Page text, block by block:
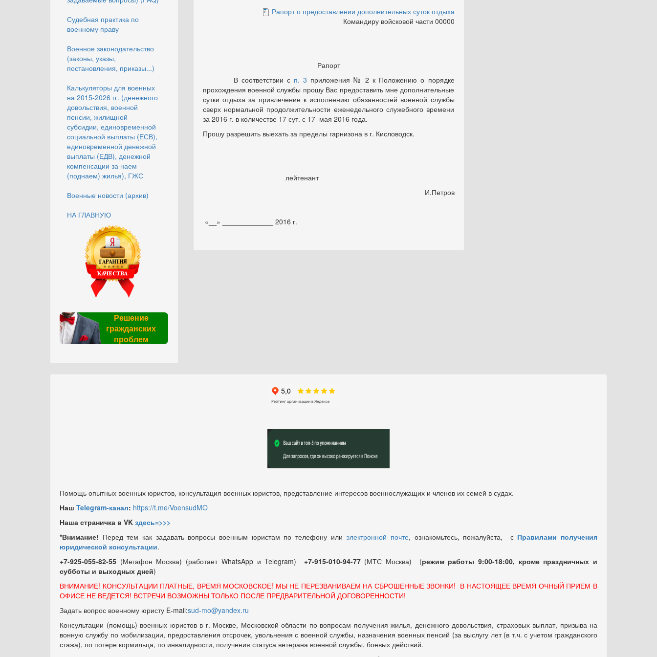
Судебная практика по
военному праву
Военное законодательство
(законы, указы,
постановления, приказы...)
Калькуляторы для военных
на 2015-2026 гг. (денежного
довольствия, военной
пенсии, жилищной
субсидии, единовременной
социальной выплаты (ЕСВ),
единовременной денежной
выплаты (ЕДВ), денежной
компенсации за наем
(поднаем) жилья), ГЖС
Военные новости (архив)
НА ГЛАВНУЮ
Решение
гражданских
проблем
Рапорт о предоставлении дополнительных суток отдыха
Командиру войсковой части 00000
Рапорт
В соответствии с п. 3 приложения № 2 к Положению о порядке
прохождения военной службы прошу Вас предоставить мне дополнительные
сутки отдыха за привлечение к исполнению обязанностей военной службы
сверх нормальной продолжительности еженедельного служебного времени
за 2016 г. в количестве 17 сут. с 17 мая 2016 года.
Прошу разрешить выехать за пределы гарнизона в г. Кисловодск.
лейтенант
И.Петров
«__» _____________ 2016 г.
Помощь опытных военных юристов, консультация военных юристов, представление интересов военнослужащих и членов их семей в судах.
Наш Telegram-канал: https://t.me/VoensudMO
Наша страничка в VK здесь=>>>
*Внимание! Перед тем как задавать вопросы военным юристам по телефону илиэлектронной почте, ознакомьтесь, пожалуйста, с Правилами получения
юридической консультации.
+7-925-055-82-55 (Мегафон Москва) (работает WhatsApp и Telegram) +7-915-010-94-77 (МТС Москва) (режим работы 9:00-18:00, кроме праздничных и
субботы и выходных дней)
ВНИМАНИЕ! КОНСУЛЬТАЦИИ ПЛАТНЫЕ, ВРЕМЯ МОСКОВСКОЕ! МЫ НЕ ПЕРЕЗВАНИВАЕМ НА СБРОШЕННЫЕ ЗВОНКИ! В НАСТОЯЩЕЕ ВРЕМЯ ОЧНЫЙ ПРИЕМ В
ОФИСЕ НЕ ВЕДЕТСЯ! ВСТРЕЧИ ВОЗМОЖНЫ ТОЛЬКО ПОСЛЕ ПРЕДВАРИТЕЛЬНОЙ ДОГОВОРЕННОСТИ!
Задать вопрос военному юристу E-mail:sud-mo@yandex.ru
Консультации (помощь) военных юристов в г. Москве, Московской области по вопросам получения жилья, денежного довольствия, страховых выплат, призыва на
вонную службу по мобилизации, предоставления отсрочек, увольнения с военной службы, назначения военных пенсий (за выслугу лет (в т.ч. с учетом гражданского
стажа), по потере кормильца, по инвалидности, получения статуса ветерана военной службы, боевых действий.